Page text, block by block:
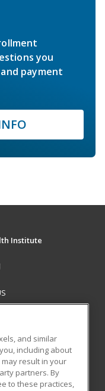
you
payment
Institute
Blog
and similar
including about
result in your
partners. By
to these practices,